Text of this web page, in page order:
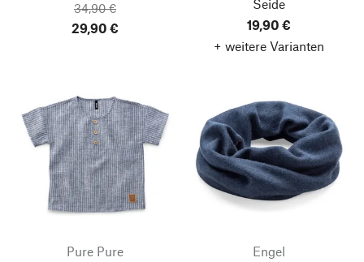
34,90 €
29,90 €
Seide
19,90 €
+ weitere Varianten
Pure Pure
Engel